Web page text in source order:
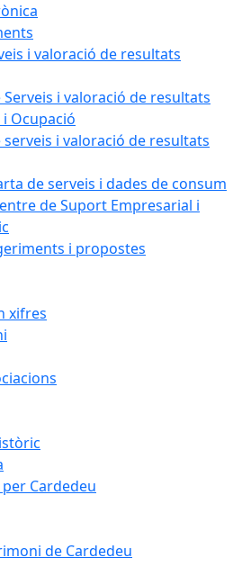
i valoració de resultats
Serveis i valoració de resultats
Ocupació
serveis i valoració de resultats
de serveis i dades de consum
de Suport Empresarial i
i propostes
xifres
Cardedeu
de Cardedeu